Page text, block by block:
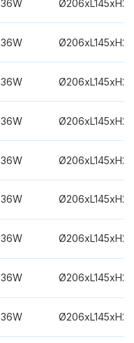
36W
36W
36W
36W
36W
36W
36W
36W
36W